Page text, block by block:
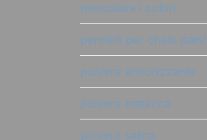
mescolare i colori
pennelli per chalk paint
polvere antichizzante
polvere materica
polvere salina